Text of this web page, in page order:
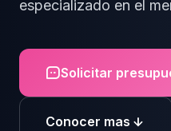
especializado en el
Solicitar
Conocer mas